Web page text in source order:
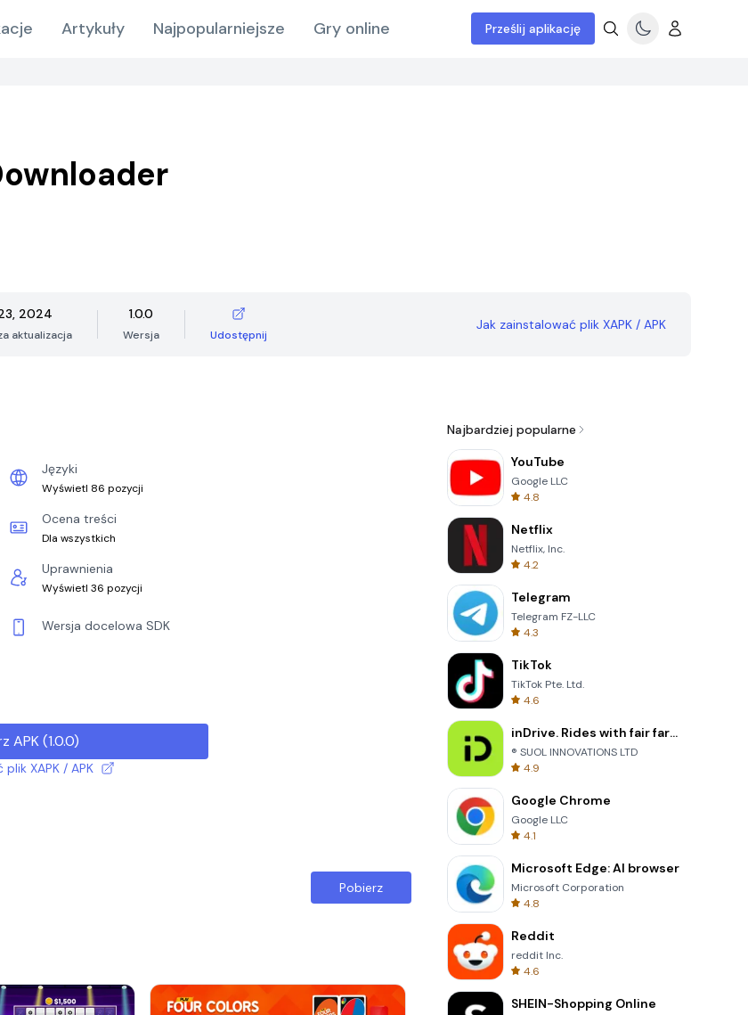
Artykuły Najpopularniejsze Gry online Prześlij aplikację
2024
aktualizacja
1.0.0
Wersja Udostępnij
Jak zainstalować plik XAPK / APK
Języki
Wyświetl 86 pozycji
Ocena treści
Dla wszystkich
Uprawnienia
Wyświetl 36 pozycji
Wersja docelowa SDK
APK(1.0.0)
XAPK / APK
Pobierz
Najbardziej popularne
YouTube
Google LLC
4.8
Netflix
Netflix, Inc.
4.2
Telegram
Telegram FZ-LLC
4.3
TikTok
TikTok Pte. Ltd.
4.6
inDrive. Rides with fair fares
® SUOL INNOVATIONS LTD
4.9
Google Chrome
Google LLC
4.1
Microsoft Edge: AI browser
Microsoft Corporation
4.8
Reddit
reddit Inc.
4.6
SHEIN-Shopping Online